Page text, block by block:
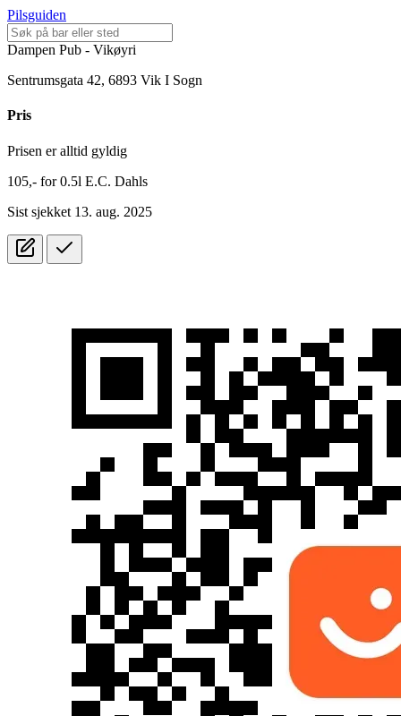
Pilsguiden
Dampen Pub - Vikøyri
Sentrumsgata 42, 6893 Vik I Sogn
Pris
Prisen er alltid gyldig
105,- for0.5l E.C. Dahls
Sist sjekket 13. aug. 2025